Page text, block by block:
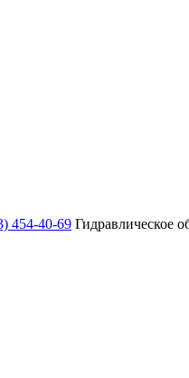
454-40-69 Гидравлическое